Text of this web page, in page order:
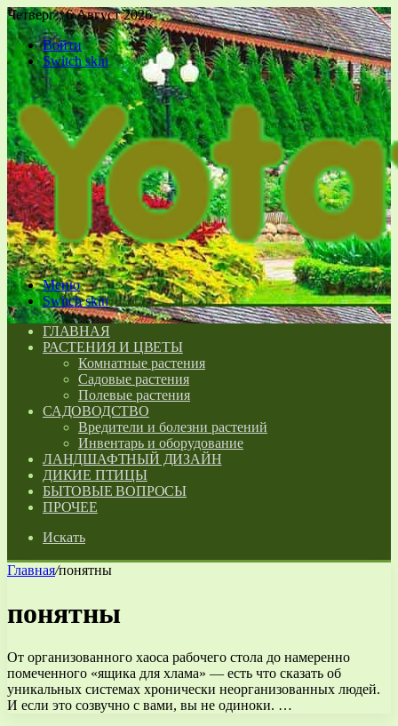
Четверг , 6 Август 2026
Войти
Switch skin
Меню
Switch skin
ГЛАВНАЯ
РАСТЕНИЯ И ЦВЕТЫ
Комнатные растения
Садовые растения
Полевые растения
САДОВОДСТВО
Вредители и болезни растений
Инвентарь и оборудование
ЛАНДШАФТНЫЙ ДИЗАЙН
ДИКИЕ ПТИЦЫ
БЫТОВЫЕ ВОПРОСЫ
ПРОЧЕЕ
Искать
Главная/понятны
понятны
От организованного хаоса рабочего стола до намеренно
помеченного «ящика для хлама» — есть что сказать об
уникальных системах хронически неорганизованных людей.
И если это созвучно с вами, вы не одиноки. …